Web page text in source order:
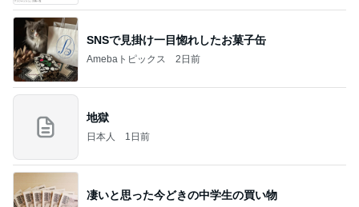
SNSで見掛け一目惚れしたお菓子缶
Amebaトピックス 2日前
地獄
日本人 1日前
凄いと思った今どきの中学生の買い物